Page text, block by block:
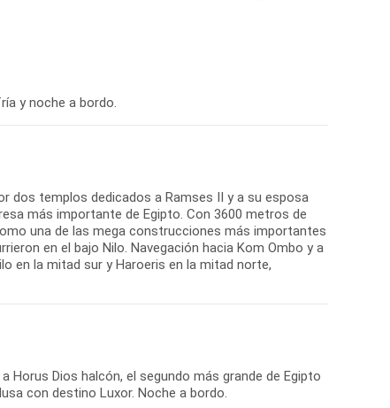
y noche a bordo.
dos templos dedicados a Ramses II y a su esposa
más importante de Egipto. Con 3600 metros de
una de las mega construcciones más importantes
en el bajo Nilo. Navegación hacia Kom Ombo y a
en la mitad sur y Haroeris en la mitad norte,
Dios halcón, el segundo más grande de Egipto
con destino Luxor. Noche a bordo.